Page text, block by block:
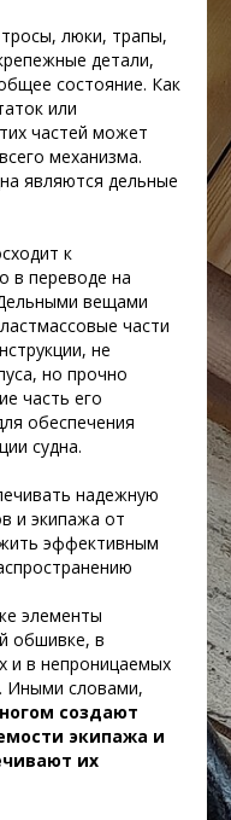
люки, трапы,
детали,
состояние. Как
или
частей может
механизма.
являются дельные
к
в переводе на
вещами
части
не
но прочно
часть его
обеспечения
судна.
надежную
и экипажа от
эффективным
элементы
обшивке, в
и в непроницаемых
Иными словами,
создают
экипажа и
их